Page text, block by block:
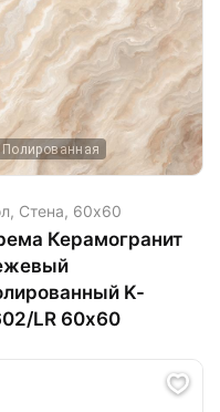
Полированная
Стена, 60х60
Керамогранит
K-
LR 60х60